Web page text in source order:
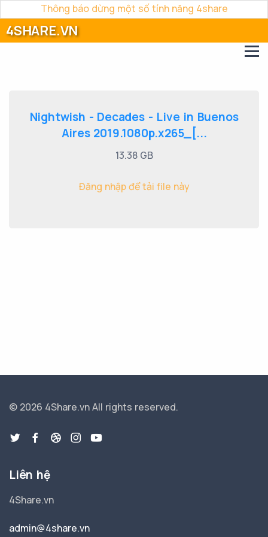
Thông báo dừng một số tính năng 4share
4SHARE.VN
Nightwish - Decades - Live in Buenos
Aires 2019.1080p.x265_[...
13.38 GB
Đăng nhập để tải file này
© 2026 4Share.vnAll rights reserved.
Liên hệ
4Share.vn
admin@4share.vn